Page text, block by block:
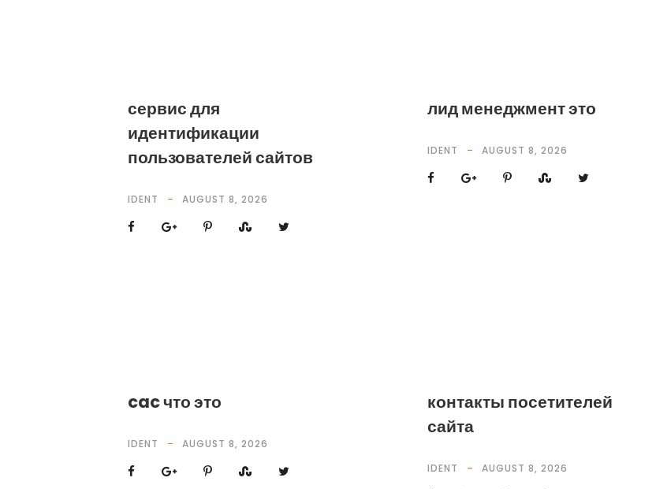
сервис для
идентификации
пользователей сайтов
IDENT AUGUST 8, 2026
лид менеджмент это
IDENT AUGUST 8, 2026
cac что это
IDENT AUGUST 8, 2026
контакты посетителей
сайта
IDENT AUGUST 8, 2026